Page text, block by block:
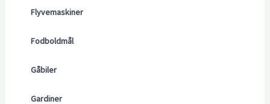
Flyvemaskiner
Fodboldmål
Gåbiler
Gardiner